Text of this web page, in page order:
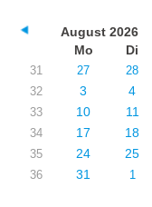
August 2026
Mo
Di
31 27 28
32 3 4
33 10 11
34 17 18
35 24 25
36 31 1